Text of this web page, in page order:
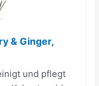
& Ginger,
und pflegt